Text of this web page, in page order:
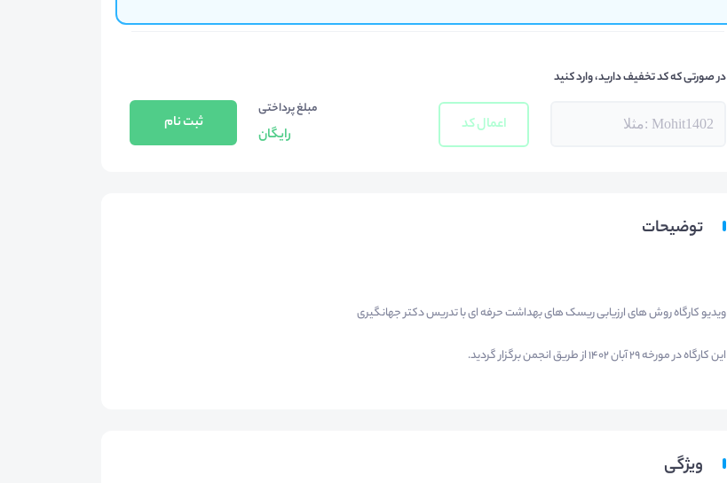
در صورتی که کد تخفیف دارید، وارد کنید
اعمال کد
مبلغ پرداختی
رایگان
ثبت نام
توضیحات
ویدیو کارگاه روش های ارزیابی ریسک های بهداشت حرفه ای با تدریس دکتر جهانگیری
این کارگاه در مورخه 29 آبان 1402 از طریق انجمن برگزار گردید.
ویژگی